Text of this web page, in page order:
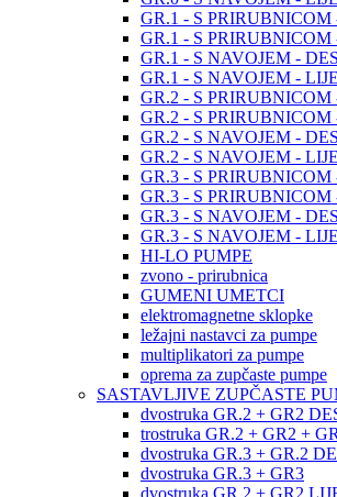
GR.1 - S PRIRUBNICOM
GR.1 - S PRIRUBNICOM
GR.1 - S NAVOJEM -
GR.1 - S NAVOJEM -
GR.2 - S PRIRUBNICOM
GR.2 - S PRIRUBNICOM
GR.2 - S NAVOJEM -
GR.2 - S NAVOJEM -
GR.3 - S PRIRUBNICOM
GR.3 - S PRIRUBNICOM
GR.3 - S NAVOJEM -
GR.3 - S NAVOJEM -
HI-LO PUMPE
zvono - prirubnica
GUMENI UMETCI
elektromagnetne sklopke
ležajni nastavci za pumpe
multiplikatori za pumpe
oprema za zupčaste pumpe
SASTAVLJIVE ZUPČASTE
dvostruka GR.2 + GR2
trostruka GR.2 + GR2 +
dvostruka GR.3 + GR.2
dvostruka GR.3 + GR3
dvostruka GR.2 + GR2